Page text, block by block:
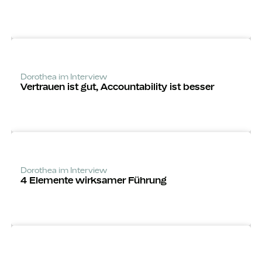
Dorothea im Interview
Vertrauen ist gut, Accounta­bility ist besser
Dorothea im Interview
4 Elemente wirksamer Führung